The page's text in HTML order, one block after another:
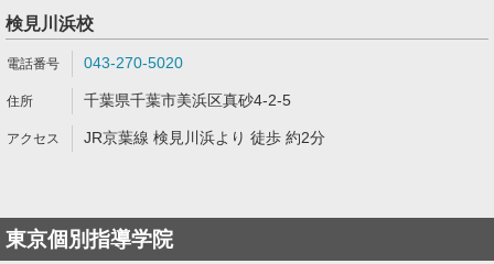
検見川浜校
043-270-5020
千葉県千葉市美浜区真砂4-2-5
JR京葉線 検見川浜より 徒歩 約2分
東京個別指導学院